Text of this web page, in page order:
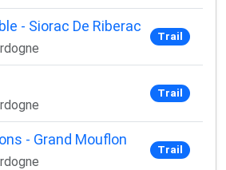
💪
pouvez vous désinscrire à tout
- Siorac De Riberac
Trail
Trail
- Grand Mouflon
Trail